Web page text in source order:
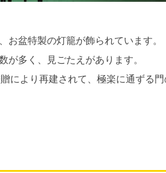
盆特製の灯籠が飾られています。
が多く、見ごたえがあります。
により再建されて、極楽に通ずる